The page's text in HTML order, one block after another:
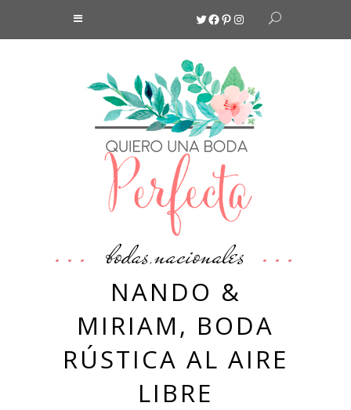
Twitter
Facebook
Pinterest
Instagram
bodas,nacionales
NANDO &
MIRIAM, BODA
RÚSTICA AL AIRE
LIBRE